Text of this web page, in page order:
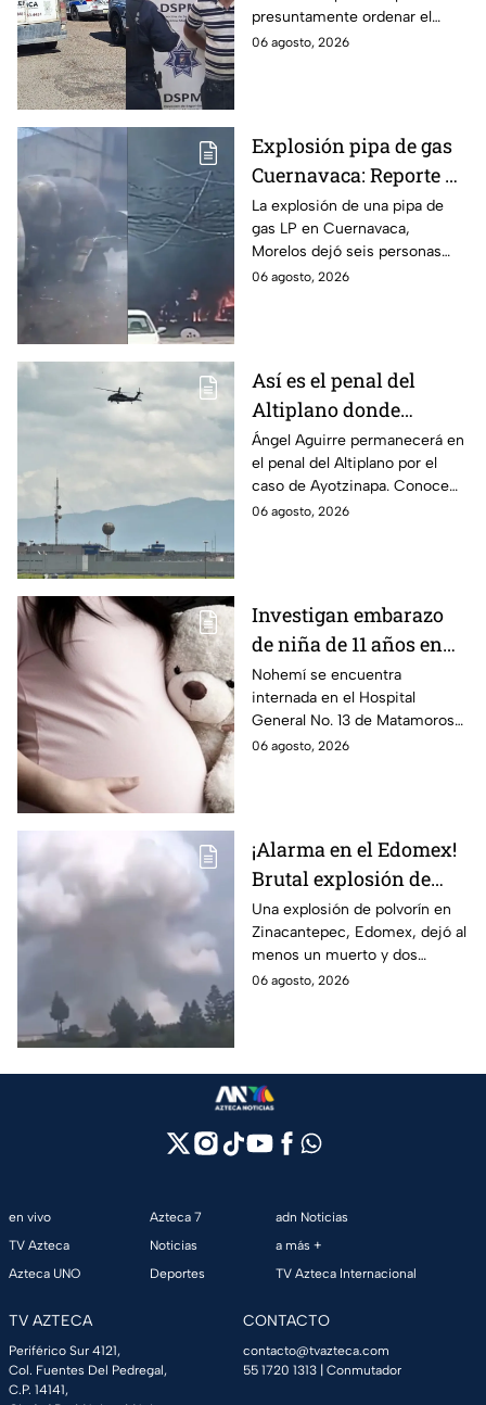
Mexicali, BC
presuntamente ordenar el
ataque de 16 perros contra su
06 agosto, 2026
Explosión pipa de gas
Cuernavaca: Reporte de
víctimas tras estallido
en Morelos
La explosión de una pipa de
gas LP en Cuernavaca,
Morelos dejó seis personas
hospitalizadas. IMSS informó
06 agosto, 2026
Así es el penal del
Altiplano donde
permanecerá Ángel
Aguirre por caso
Ayotzinapa
Ángel Aguirre permanecerá en
el penal del Altiplano por el
caso de Ayotzinapa. Conoce
dónde está, cómo es esta
06 agosto, 2026
Investigan embarazo
de niña de 11 años en
Matamoros,
Tamaulipas; ¿qué pasó
con Nohemí?
Nohemí se encuentra
internada en el Hospital
General No. 13 de Matamoros
tras complicaciones por un
06 agosto, 2026
¡Alarma en el Edomex!
Brutal explosión de
polvorín en Santa
María del Monte,
Zinacantepec; reportan
al menos un muerto y
Una explosión de polvorín en
Zinacantepec, Edomex, dejó al
menos un muerto y dos
heridos; autoridades atiende la
06 agosto, 2026
en vivo
TV Azteca
Azteca UNO
Azteca 7
Noticias
Deportes
adn Noticias
a más +
TV Azteca Internacional
TV AZTECA
Periférico Sur 4121,
Col. Fuentes Del Pedregal,
C.P. 14141,
CONTACTO
contacto@tvazteca.com
55 1720 1313 | Conmutador